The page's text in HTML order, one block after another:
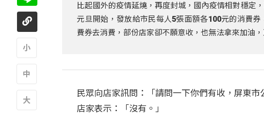
比起國外的疫情延燒，再度封城，國內疫情相對穩定
元旦開始，發放給市民每人5張面額各100元的消費
費券去消費，部份店家卻不願意收，也無法拿來加油，
民眾向店家訊問：「請問一下你們有收，屏東市
店家表示：「沒有。」